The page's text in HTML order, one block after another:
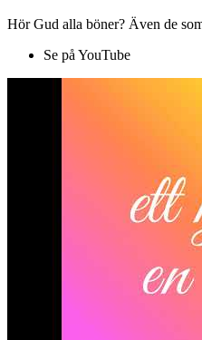
Hör Gud alla böner? Även de
Se på YouTube